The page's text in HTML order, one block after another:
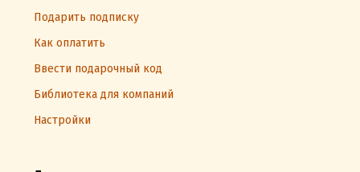
Подарить подписку
Как оплатить
Ввести подарочный код
Библиотека для компаний
Настройки